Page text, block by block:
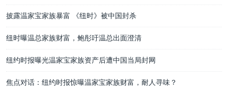
披露温家宝家族暴富 《纽时》被中国封杀
纽时曝温总家族财富，鲍彤吁温总出面澄清
纽约时报曝光温家宝家族资产后遭中国当局封网
焦点对话：纽约时报惊曝温家宝家族财富，耐人寻味？